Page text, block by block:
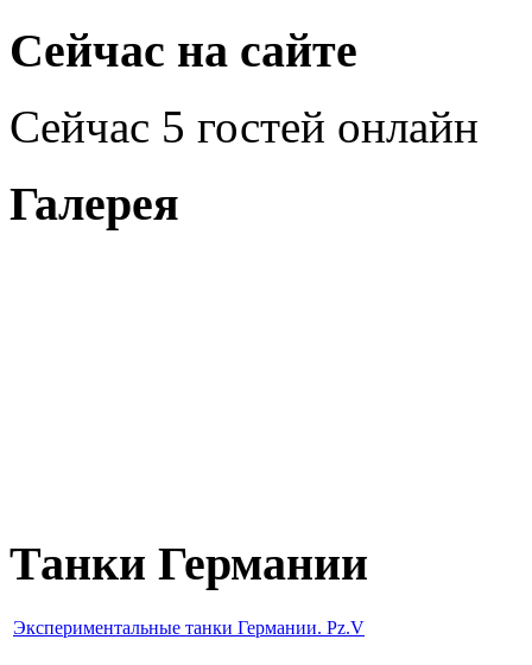
Сейчас на сайте
Сейчас 5 гостей онлайн
Галерея
Танки Германии
Экспериментальные танки Германии. Pz.V